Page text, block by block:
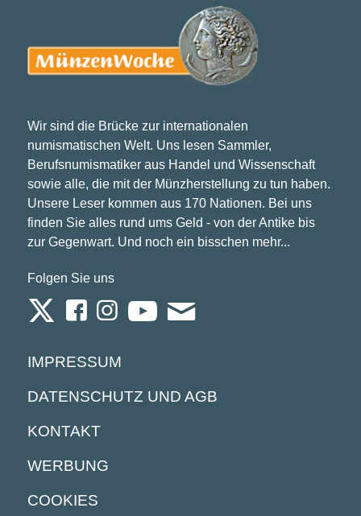
Wir sind die Brücke zur internationalen
numismatischen Welt. Uns lesen Sammler,
Berufsnumismatiker aus Handel und Wissenschaft
sowie alle, die mit der Münzherstellung zu tun haben.
Unsere Leser kommen aus 170 Nationen. Bei uns
finden Sie alles rund ums Geld - von der Antike bis
zur Gegenwart. Und noch ein bisschen mehr...
Folgen Sie uns
IMPRESSUM
DATENSCHUTZ UND AGB
KONTAKT
WERBUNG
COOKIES